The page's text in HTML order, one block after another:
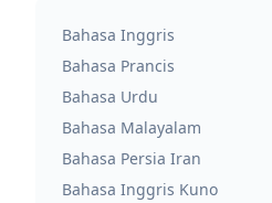
Bahasa Inggris
Bahasa Prancis
Bahasa Urdu
Bahasa Malayalam
Bahasa Persia Iran
Bahasa Inggris Kuno